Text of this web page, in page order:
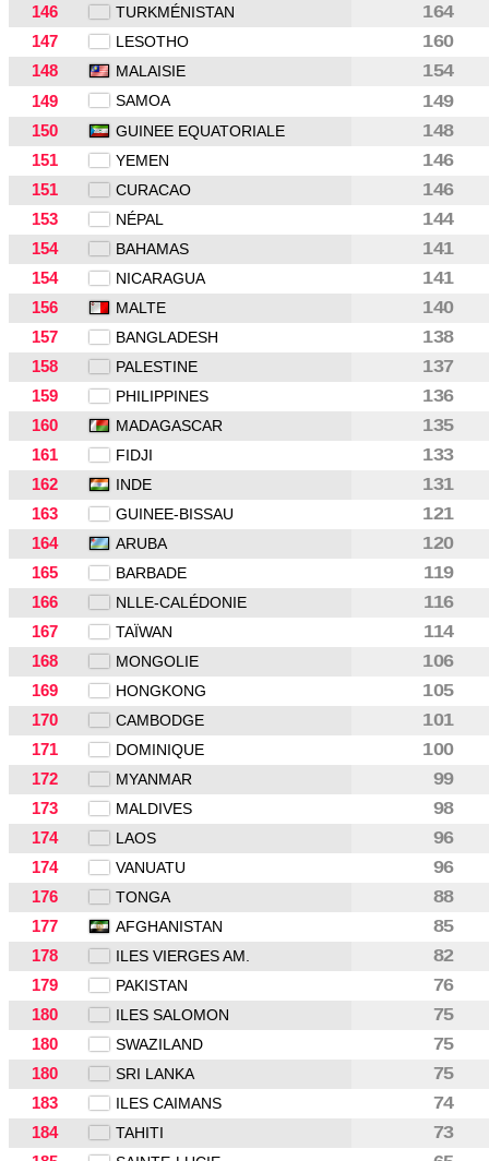
146
TURKMÉNISTAN
164
147
LESOTHO
160
148
MALAISIE
154
149
SAMOA
149
150
GUINEE EQUATORIALE
148
151
YEMEN
146
151
CURACAO
146
153
NÉPAL
144
154
BAHAMAS
141
154
NICARAGUA
141
156
MALTE
140
157
BANGLADESH
138
158
PALESTINE
137
159
PHILIPPINES
136
160
MADAGASCAR
135
161
FIDJI
133
162
INDE
131
163
GUINEE-BISSAU
121
164
ARUBA
120
165
BARBADE
119
166
NLLE-CALÉDONIE
116
167
TAÏWAN
114
168
MONGOLIE
106
169
HONGKONG
105
170
CAMBODGE
101
171
DOMINIQUE
100
172
MYANMAR
99
173
MALDIVES
98
174
LAOS
96
174
VANUATU
96
176
TONGA
88
177
AFGHANISTAN
85
178
ILES VIERGES AM.
82
179
PAKISTAN
76
180
ILES SALOMON
75
180
SWAZILAND
75
180
SRI LANKA
75
183
ILES CAIMANS
74
184
TAHITI
73